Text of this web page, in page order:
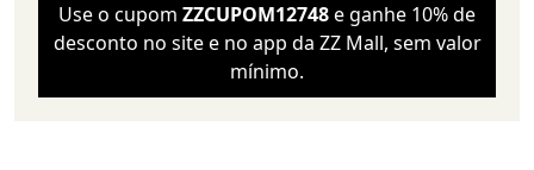
Use o cupom ZZCUPOM12748e ganhe 10% de
desconto no site e no app da ZZ Mall, sem valor
mínimo.